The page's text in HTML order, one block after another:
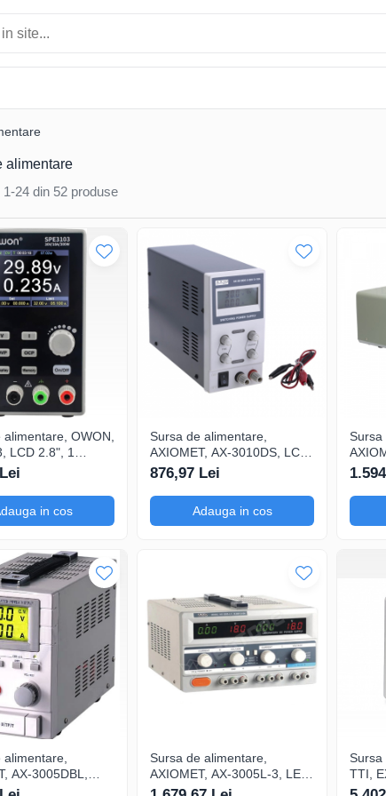
alimentare
1-24 din 52 produse
OWON,
LCD 2.8", 1
alimentare în
setari
in cos
Sursa de alimentare,
AXIOMET, AX-3010DS, LCD,
1 canale, pentru prototipare
și testare rapidă a circuitelor,
Setare tensiune cu buton
876,97 Lei
Adauga in cos
Sursa
* 4, 4
AX-3005DBL,
pentru
Sursa de alimentare,
AXIOMET, AX-3005L-3, LED
* 4, 3 canale, pentru
Sursa
TTI,